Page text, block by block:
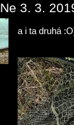
Ne 3. 3.
a i ta druhá